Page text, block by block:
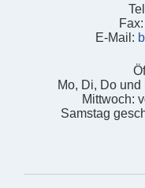
E-Mail:
Mo, Di, Do
Mittwoch:
Samstag